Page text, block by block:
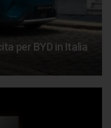
per BYD in Italia